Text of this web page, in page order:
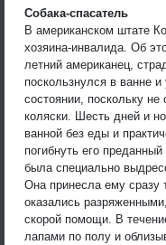
Собака-спасатель
В американском штате
хозяина-инвалида. Об
летний американец,
поскользнулся в ванне
состоянии, поскольку
коляски. Шесть дней и
ванной без еды и
погибнуть его
была специально
Она принесла ему сразу
оказались
скорой помощи. В
лапами по полу и